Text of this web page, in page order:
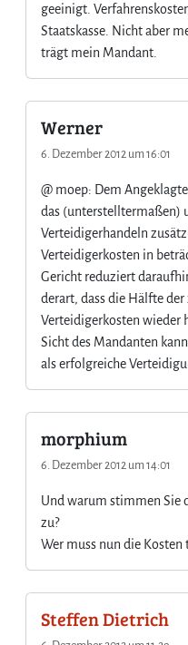
geeinigt.
Staatskasse. Nicht aber
trägt mein Mandant.
Werner
6. Dezember 2012 um 16:01
@ moep: Dem
das (unterstelltermaßen)
Verteidigerhandeln
Verteidigerkosten in
Gericht reduziert
derart, dass die Hälfte der
Verteidigerkosten wieder
Sicht des Mandanten
als erfolgreiche
morphium
6. Dezember 2012 um 14:01
Und warum stimmen Sie
zu?
Wer muss nun die Kosten
Steffen Dietrich